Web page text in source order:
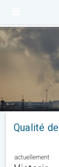
Qualité
actuellement